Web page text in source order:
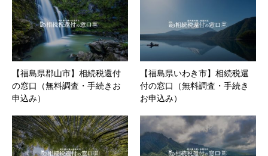
【福島県郡山市】相続税還付
の窓口（無料調査・手続きお
申込み）
【福島県いわき市】相続税還
付の窓口（無料調査・手続き
お申込み）